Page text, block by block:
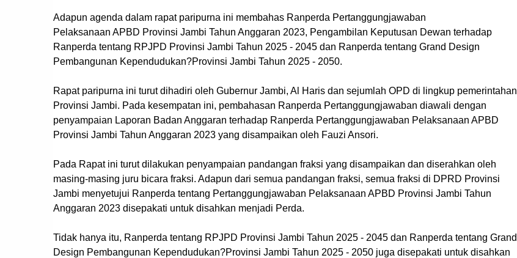
Adapun agenda dalam rapat paripurna ini membahas Ranperda Pertanggungjawaban
Pelaksanaan APBD Provinsi Jambi Tahun Anggaran 2023, Pengambilan Keputusan Dewan terhadap
Ranperda tentang RPJPD Provinsi Jambi Tahun 2025 - 2045 dan Ranperda tentang Grand Design
Pembangunan Kependudukan?Provinsi Jambi Tahun 2025 - 2050.
Rapat paripurna ini turut dihadiri oleh Gubernur Jambi, Al Haris dan sejumlah OPD di lingkup pemerintahan
Provinsi Jambi. Pada kesempatan ini, pembahasan Ranperda Pertanggungjawaban diawali dengan
penyampaian Laporan Badan Anggaran terhadap Ranperda Pertanggungjawaban Pelaksanaan APBD
Provinsi Jambi Tahun Anggaran 2023 yang disampaikan oleh Fauzi Ansori.
Pada Rapat ini turut dilakukan penyampaian pandangan fraksi yang disampaikan dan diserahkan oleh
masing-masing juru bicara fraksi. Adapun dari semua pandangan fraksi, semua fraksi di DPRD Provinsi
Jambi menyetujui Ranperda tentang Pertanggungjawaban Pelaksanaan APBD Provinsi Jambi Tahun
Anggaran 2023 disepakati untuk disahkan menjadi Perda.
Tidak hanya itu, Ranperda tentang RPJPD Provinsi Jambi Tahun 2025 - 2045 dan Ranperda tentang Grand
Design Pembangunan Kependudukan?Provinsi Jambi Tahun 2025 - 2050 juga disepakati untuk disahkan